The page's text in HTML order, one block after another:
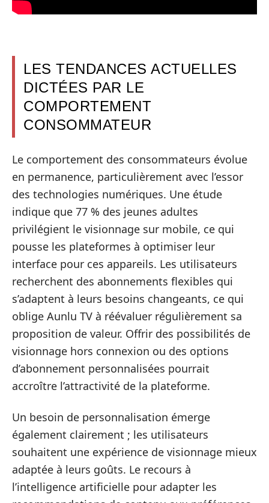
LES TENDANCES ACTUELLES
DICTÉES PAR LE
COMPORTEMENT
CONSOMMATEUR
Le comportement des consommateurs évolue
en permanence, particulièrement avec l’essor
des technologies numériques. Une étude
indique que 77 % des jeunes adultes
privilégient le visionnage sur mobile, ce qui
pousse les plateformes à optimiser leur
interface pour ces appareils. Les utilisateurs
recherchent des abonnements flexibles qui
s’adaptent à leurs besoins changeants, ce qui
oblige Aunlu TV à réévaluer régulièrement sa
proposition de valeur. Offrir des possibilités de
visionnage hors connexion ou des options
d’abonnement personnalisées pourrait
accroître l’attractivité de la plateforme.
Un besoin de personnalisation émerge
également clairement ; les utilisateurs
souhaitent une expérience de visionnage mieux
adaptée à leurs goûts. Le recours à
l’intelligence artificielle pour adapter les